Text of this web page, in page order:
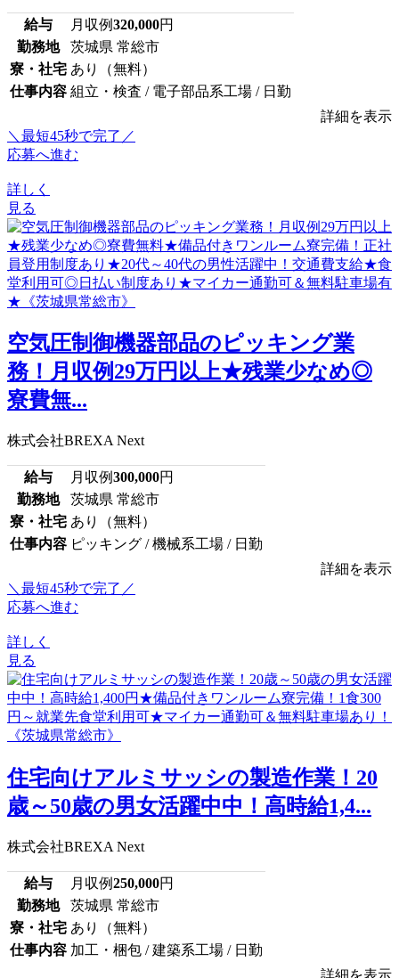
給与 月収例320,000円
勤務地
茨城県 常総市
寮・社宅 あり（無料）
仕事内容 組立・検査 / 電子部品系工場 / 日勤
詳細を表示
＼最短45秒で完了／
応募へ進む
詳しく
見る
空気圧制御機器部品のピッキング業
務！月収例29万円以上★残業少なめ◎
寮費無...
株式会社BREXA Next
給与 月収例300,000円
勤務地
茨城県 常総市
寮・社宅 あり（無料）
仕事内容 ピッキング / 機械系工場 / 日勤
詳細を表示
＼最短45秒で完了／
応募へ進む
詳しく
見る
住宅向けアルミサッシの製造作業！20
歳～50歳の男女活躍中中！高時給1,4...
株式会社BREXA Next
給与 月収例250,000円
勤務地
茨城県 常総市
寮・社宅 あり（無料）
仕事内容 加工・梱包 / 建築系工場 / 日勤